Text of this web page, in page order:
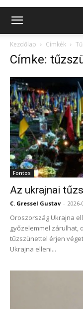
Kezdőlap Címkék
Címke:
Fontos
Az ukrajnai
C. Gressel Gustav - 2026-
Oroszország Ukrajna
győzelemmel zárulhat,
tűzszünettel érjen
Ukrajna elleni...